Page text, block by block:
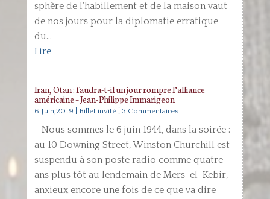
sphère de l’habillement et de la maison vaut
de nos jours pour la diplomatie erratique
du...
Lire
Iran, Otan : faudra-t-il un jour rompre l’alliance
américaine – Jean-Philippe Immarigeon
6 Juin,2019 Billet invité| 3 Commentaires
Nous sommes le 6 juin 1944, dans la soirée :
au 10 Downing Street, Winston Churchill est
suspendu à son poste radio comme quatre
ans plus tôt au lendemain de Mers-el-Kebir,
anxieux encore une fois de ce que va dire